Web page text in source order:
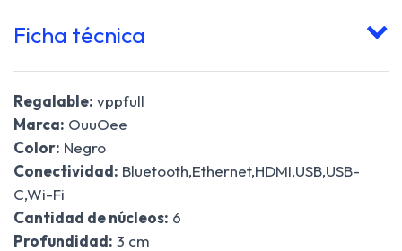
Ficha técnica
Regalable: vppfull
Marca: OuuOee
Color: Negro
Conectividad: Bluetooth,Ethernet,HDMI,USB,USB-
C,Wi-Fi
Cantidad de núcleos: 6
Profundidad: 3 cm